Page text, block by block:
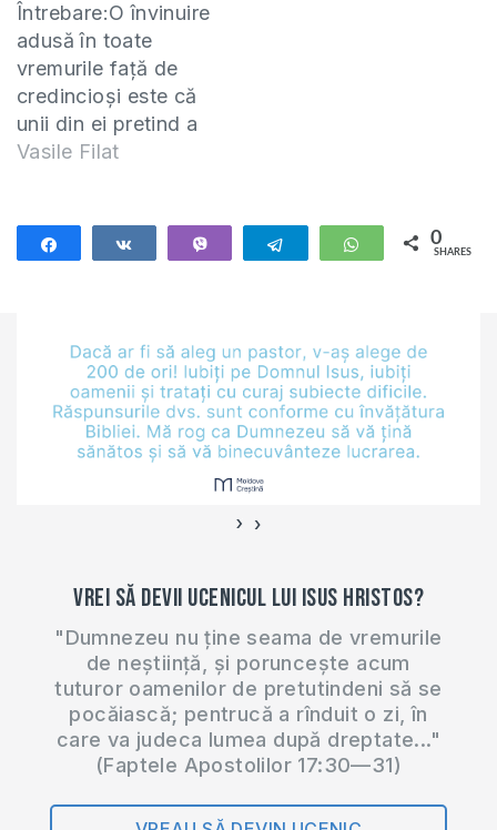
Întrebare:O învinuire
adusă în toate
vremurile față de
credincioși este că
unii din ei pretind a
fi credincioși, în
lui Dumnezeu. Și din
pricina aceasta au
spune “Fă ce spune
preotul și nu ce face
el.” Dar, nu…
Vasile Filat
Telegram WhatsApp
0
SHARES
‹ ›
Vrei să devii ucenicul lui Isus Hristos?
"Dumnezeu nu ține seama de vremurile
de neștiință, și poruncește acum
tuturor oamenilor de pretutindeni să se
pocăiască; pentrucă a rînduit o zi, în
care va judeca lumea după dreptate..."
(Faptele Apostolilor 17:30—31)